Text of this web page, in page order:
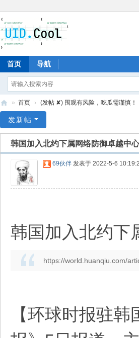
首页 导航
爱
» 首页 › (发帖 ✘) 围观有风险，吃瓜需谨慎！
发新帖
韩国加入北约下属网络防御卓越中
69伙伴 发表于 2022-5-6
韩国加入北约下
https://world.huanqiu.com/
【环球时报驻